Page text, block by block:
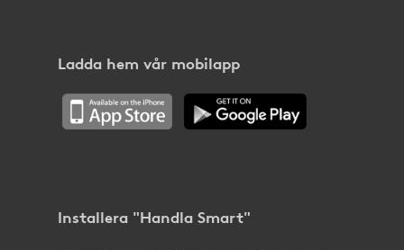
Ladda hem vår mobilapp
Installera "Handla Smart"